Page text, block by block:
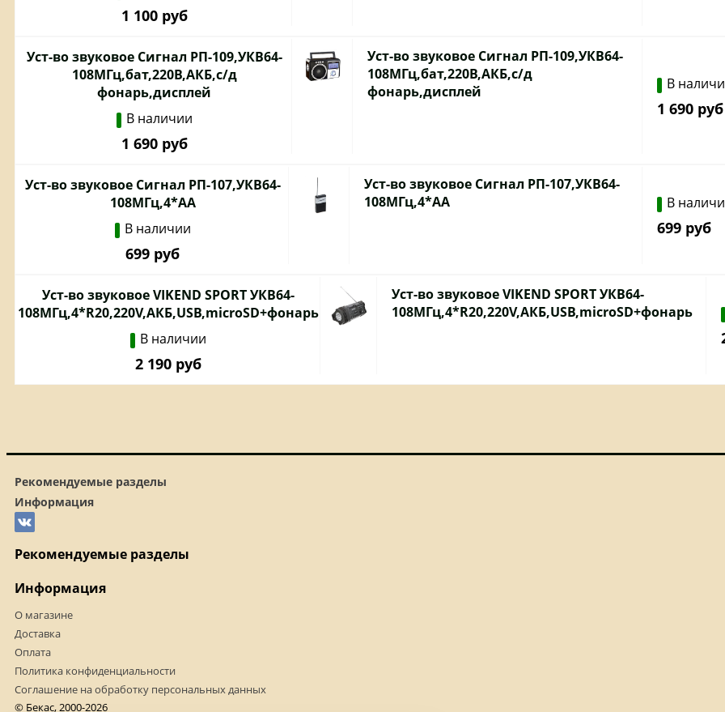
1 100 руб
Уст-во звуковое Сигнал РП-109,УКВ64-
108МГц,бат,220В,АКБ,с/д
фонарь,дисплей
В наличии
1 690 руб
Уст-во звуковое Сигнал РП-109,УКВ64-
108МГц,бат,220В,АКБ,с/д
фонарь,дисплей
В
1 690 руб
Уст-во звуковое Сигнал РП-107,УКВ64-
108МГц,4*АА
В наличии
699 руб
Уст-во звуковое Сигнал РП-107,УКВ64-
108МГц,4*АА
В
699 руб
Уст-во звуковое VIKEND SPORT УКВ64-
108МГц,4*R20,220V,АКБ,USB,microSD+фонарь
В наличии
2 190 руб
Уст-во звуковое VIKEND SPORT УКВ64-
108МГц,4*R20,220V,АКБ,USB,microSD+фонарь
Рекомендуемые разделы
Информация
Рекомендуемые разделы
Информация
О магазине
Доставка
Оплата
Политика конфиденциальности
Соглашение на обработку персональных данных
© Бекас, 2000-2026